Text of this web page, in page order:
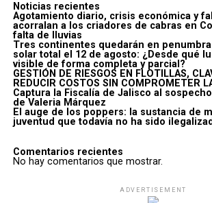
Noticias recientes
Agotamiento diario, crisis económica y
acorralan a los criadores de cabras en
falta de lluvias
Tres continentes quedarán en
solar total el 12 de agosto: ¿Desde qué
visible de forma completa y parcial?
GESTIÓN DE RIESGOS EN FLOTILLAS,
REDUCIR COSTOS SIN COMPROMETER
Captura la Fiscalía de Jalisco al
de Valeria Márquez
El auge de los poppers: la sustancia de
juventud que todavía no ha sido
Comentarios recientes
No hay comentarios que mostrar.
ADVERTISEMENT